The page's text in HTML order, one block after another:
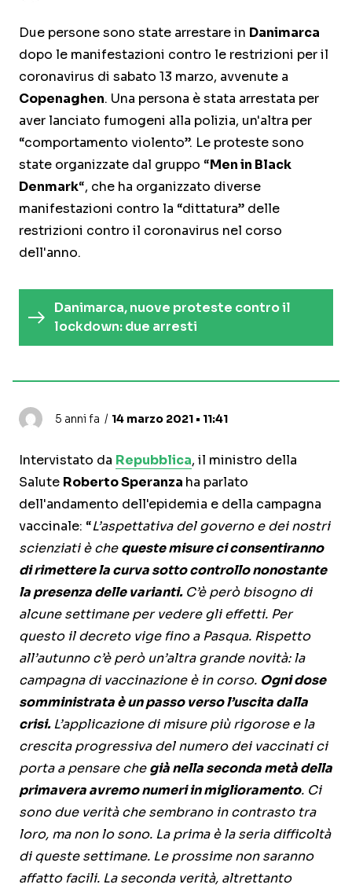
Due persone sono state arrestare in Danimarca
dopo le manifestazioni contro le restrizioni per il
coronavirus di sabato 13 marzo, avvenute a
Copenaghen. Una persona è stata arrestata per
aver lanciato fumogeni alla polizia, un'altra per
“comportamento violento”. Le proteste sono
state organizzate dal gruppo “Men in Black
Denmark“, che ha organizzato diverse
manifestazioni contro la “dittatura” delle
restrizioni contro il coronavirus nel corso
dell'anno.
Danimarca, nuove proteste contro il
lockdown: due arresti
5 anni fa 14 marzo 2021 • 11:41
Intervistato da Repubblica, il ministro della
Salute Roberto Speranza ha parlato
dell'andamento dell'epidemia e della campagna
vaccinale: “L’aspettativa del governo e dei nostri
scienziati è chequeste misure ci consentiranno
di rimettere la curva sotto controllo nonostante
la presenza delle varianti.C’è però bisogno di
alcune settimane per vedere gli effetti. Per
questo il decreto vige fino a Pasqua. Rispetto
all’autunno c’è però un’altra grande novità: la
campagna di vaccinazione è in corso. Ogni dose
somministrata è un passo verso l’uscita dalla
crisi.L’applicazione di misure più rigorose e la
crescita progressiva del numero dei vaccinati ci
porta a pensare chegià nella seconda metà della
primavera avremo numeri in miglioramento. Ci
sono due verità che sembrano in contrasto tra
loro, ma non lo sono. La prima è la seria difficoltà
di queste settimane. Le prossime non saranno
affatto facili. La seconda verità, altrettanto